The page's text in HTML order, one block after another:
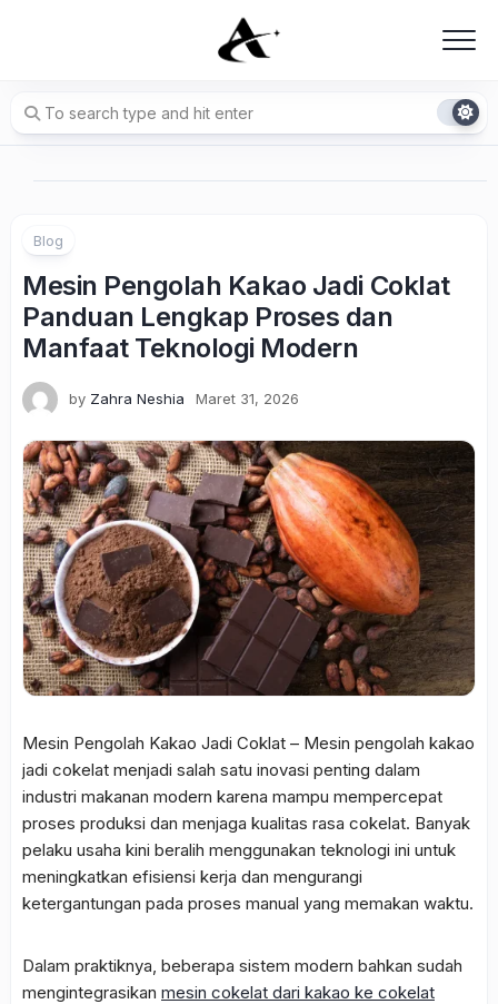
Blog
Mesin Pengolah Kakao Jadi Coklat
Panduan Lengkap Proses dan
Manfaat Teknologi Modern
by Zahra Neshia Maret 31, 2026
Mesin Pengolah Kakao Jadi Coklat – Mesin pengolah kakao
jadi cokelat menjadi salah satu inovasi penting dalam
industri makanan modern karena mampu mempercepat
proses produksi dan menjaga kualitas rasa cokelat. Banyak
pelaku usaha kini beralih menggunakan teknologi ini untuk
meningkatkan efisiensi kerja dan mengurangi
ketergantungan pada proses manual yang memakan waktu.
Dalam praktiknya, beberapa sistem modern bahkan sudah
mengintegrasikan mesin cokelat dari kakao ke cokelat